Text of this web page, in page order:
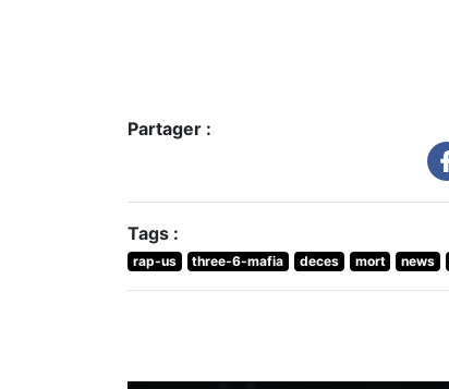
Partager :
Tags :
rap-us three-6-mafia deces mort news